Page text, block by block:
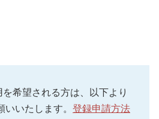
希望される方は、以下より
いたします。 登録申請方法